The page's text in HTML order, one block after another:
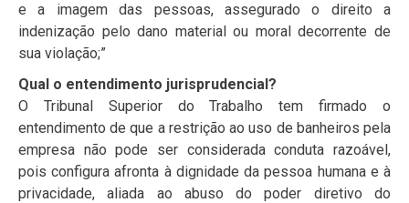
e a imagem das pessoas, assegurado o direito a
indenização pelo dano material ou moral decorrente de
sua violação;”
Qual o entendimento jurisprudencial?
O Tribunal Superior do Trabalho tem firmado o
entendimento de que a restrição ao uso de banheiros pela
empresa não pode ser considerada conduta razoável,
pois configura afronta à dignidade da pessoa humana e à
privacidade, aliada ao abuso do poder diretivo do